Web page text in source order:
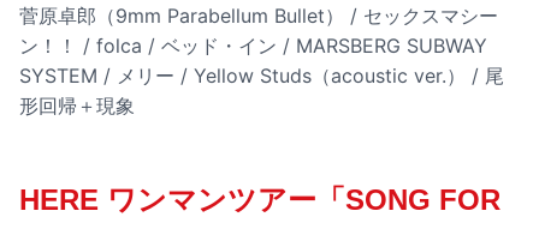
菅原卓郎（9mm Parabellum Bullet） / セックスマシー
ン！！ / folca / ベッド・イン / MARSBERG SUBWAY
SYSTEM / メリー / Yellow Studs（acoustic ver.） / 尾
形回帰＋現象
HERE ワンマンツアー「SONG FOR